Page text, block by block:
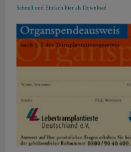
Schnell und Einfach hier als Download